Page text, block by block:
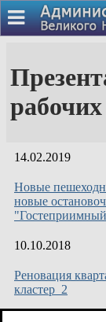
14.02.2019
Новые
новые
10.10.2018
Реновация
кластер_2